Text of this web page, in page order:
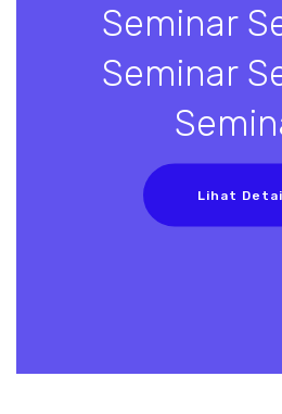
Seminar
Seminar
Lihat